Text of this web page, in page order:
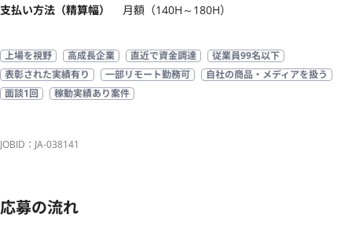
支払い方法（精算幅）
月額（140H～180H）
上場を視野 高成長企業 直近で資金調達
従業員99名以下
表彰された実績有り
一部リモート勤務可
自社の商品・メディアを扱う
面談1回
稼動実績あり案件
JOBID：JA-038141
応募の流れ